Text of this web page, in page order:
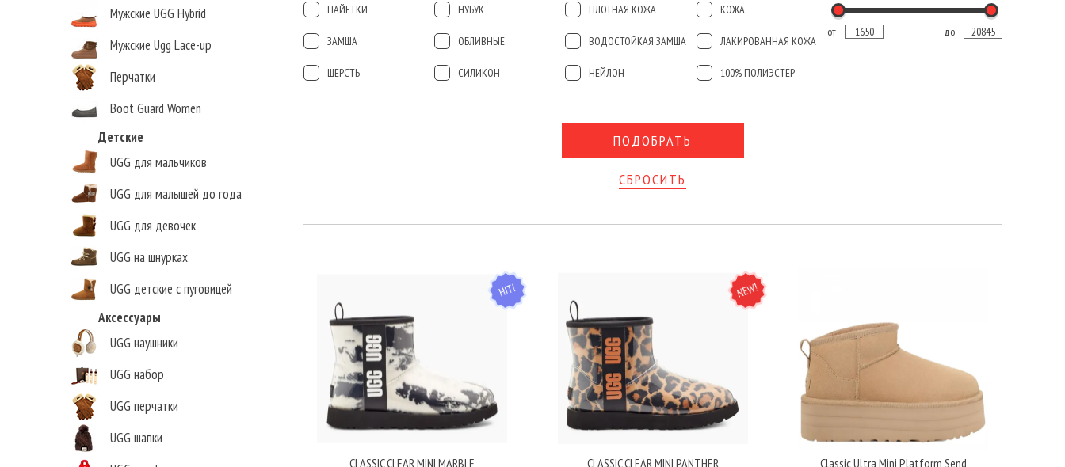
Мужские UGG Hybrid
Мужские Ugg Lace-up
Перчатки
Boot Guard Women
Детские
UGG для мальчиков
UGG для малышей до года
UGG для девочек
UGG на шнурках
UGG детские с пуговицей
Аксессуары
UGG наушники
UGG набор
UGG перчатки
UGG шапки
ПАЙЕТКИ НУБУК ПЛОТНАЯ КОЖА КОЖА
ЗАМША ОБЛИВНЫЕ ВОДОСТОЙКАЯ ЗАМША ЛАКИРОВАННАЯ КОЖА
ШЕРСТЬ СИЛИКОН НЕЙЛОН 100% ПОЛИЭСТЕР
от до
СБРОСИТЬ
HIT
CLASSIC CLEAR MINI MARBLE
NEW
CLASSIC CLEAR MINI PANTHER Classic Ultra Mini Platform Send